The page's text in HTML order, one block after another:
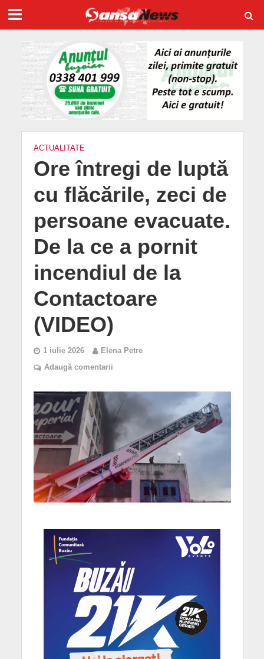
ACTUALITATE
Ore întregi de luptă
cu flăcările, zeci de
persoane evacuate.
De la ce a pornit
incendiul de la
Contactoare
(VIDEO)
1 iulie 2026
Elena Petre
Adaugă comentarii